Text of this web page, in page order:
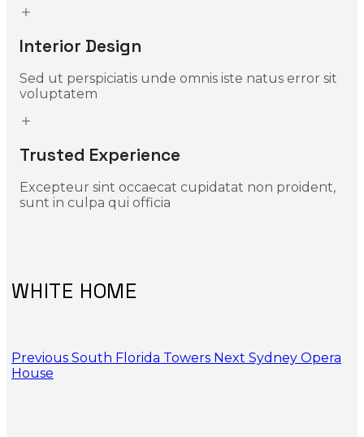
Interior Design
Sed ut perspiciatis unde omnis iste natus error sit
voluptatem
Trusted Experience
Excepteur sint occaecat cupidatat non proident,
sunt in culpa qui officia
WHITE HOME
Previous South Florida Towers Next Sydney Opera
House​